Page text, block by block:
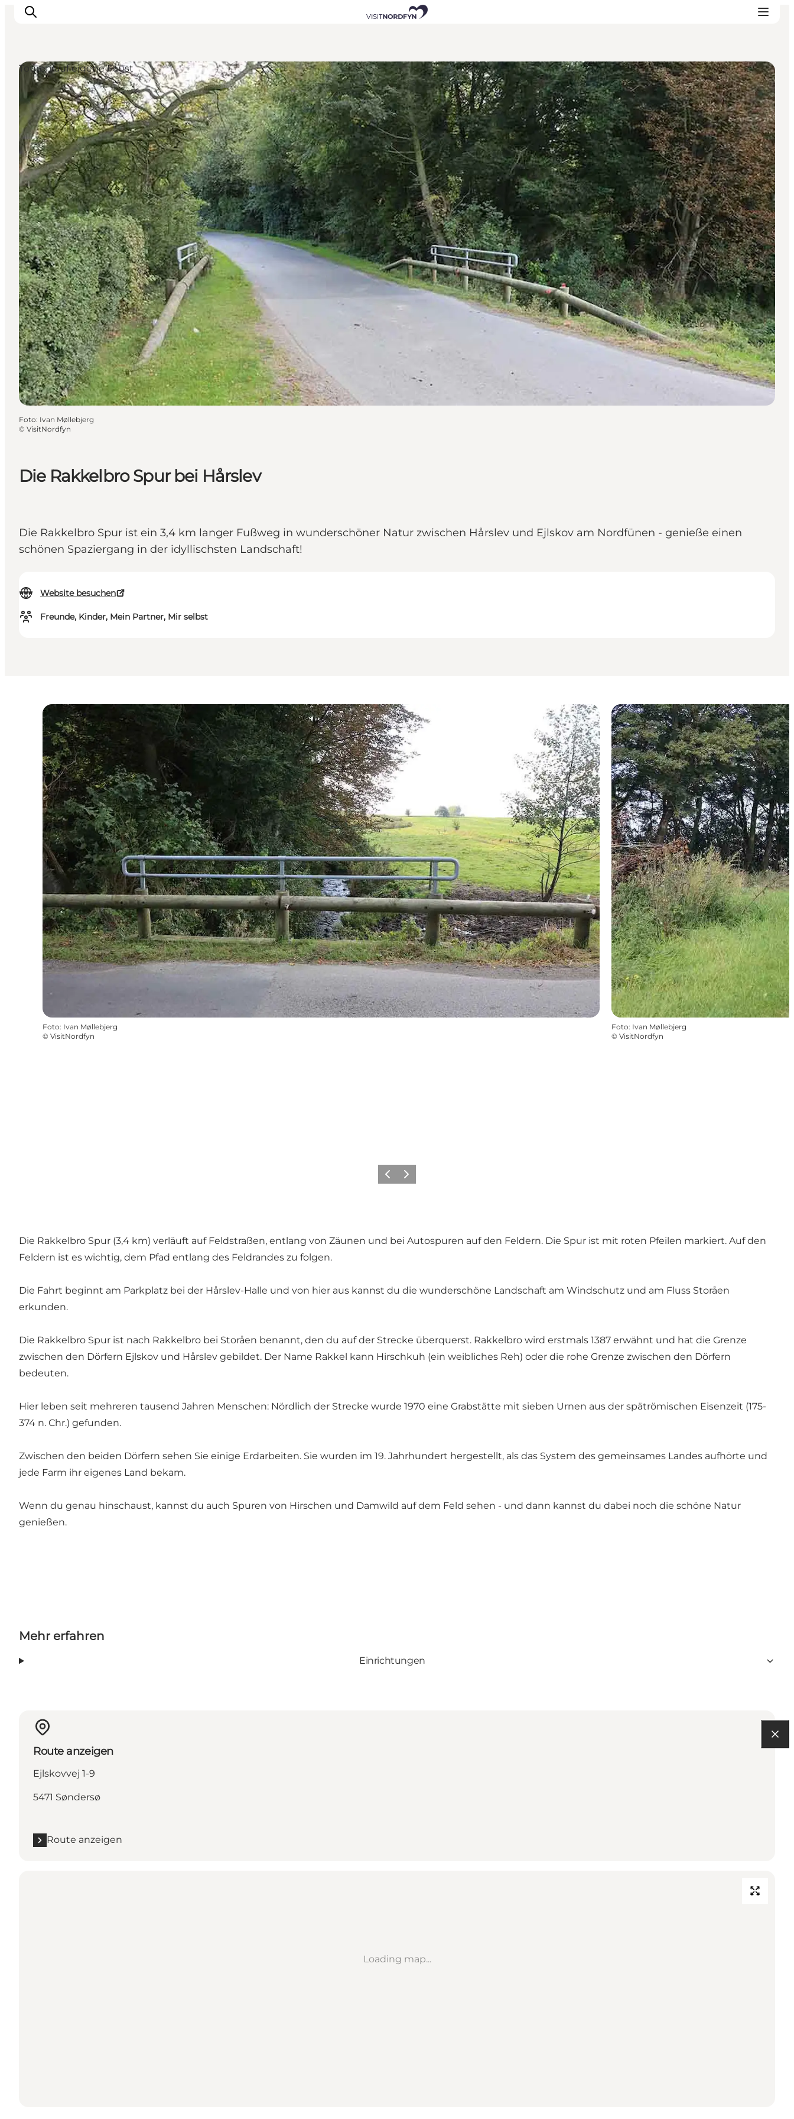
Erleben
Eventkalender
Essen und Trinken
Unterkünfte
Erlebnisbuchung
Für Kinder
Die Rakkelbro Spur bei Hårslev
Die Rakkelbro Spur ist ein 3,4 km langer Fußweg in wunderschöner Natur zwischen Hårslev und Ejlskov am Nordfünen - genieße einen
schönen Spaziergang in der idyllischsten Landschaft!
Website besuchen
Freunde, Kinder, Mein Partner, Mir selbst
Touren auf eigene Faust
Foto: Ivan Møllebjerg
© VisitNordfyn
Foto: Ivan Møllebjerg
© VisitNordfyn
Foto: Ivan Møllebjerg
© VisitNordfyn
Vorherige Folie
Nächste Folie
Die Rakkelbro Spur (3,4 km) verläuft auf Feldstraßen, entlang von Zäunen und bei Autospuren auf den Feldern. Die Spur ist mit roten Pfeilen markiert. Auf den
Feldern ist es wichtig, dem Pfad entlang des Feldrandes zu folgen.
Die Fahrt beginnt am Parkplatz bei der Hårslev-Halle und von hier aus kannst du die wunderschöne Landschaft am Windschutz und am Fluss Storåen
erkunden.
Die Rakkelbro Spur ist nach Rakkelbro bei Storåen benannt, den du auf der Strecke überquerst. Rakkelbro wird erstmals 1387 erwähnt und hat die Grenze
zwischen den Dörfern Ejlskov und Hårslev gebildet. Der Name Rakkel kann Hirschkuh (ein weibliches Reh) oder die rohe Grenze zwischen den Dörfern
bedeuten.
Hier leben seit mehreren tausend Jahren Menschen: Nördlich der Strecke wurde 1970 eine Grabstätte mit sieben Urnen aus der spätrömischen Eisenzeit (175-
374 n. Chr.) gefunden.
Zwischen den beiden Dörfern sehen Sie einige Erdarbeiten. Sie wurden im 19. Jahrhundert hergestellt, als das System des gemeinsames Landes aufhörte und
jede Farm ihr eigenes Land bekam.
Wenn du genau hinschaust, kannst du auch Spuren von Hirschen und Damwild auf dem Feld sehen - und dann kannst du dabei noch die schöne Natur
genießen.
Mehr erfahren
Einrichtungen
Route anzeigen
Ejlskovvej 1-9
5471 Søndersø
Route anzeigen
Loading map...